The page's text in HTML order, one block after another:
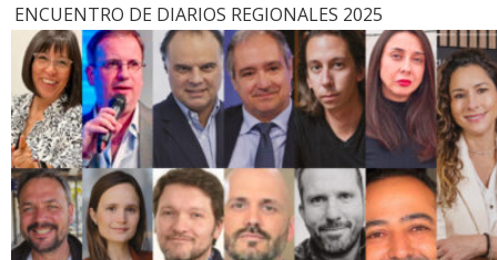
ENCUENTRO DE DIARIOS REGIONALES 2025